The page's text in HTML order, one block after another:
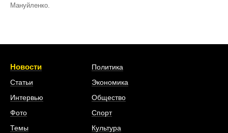
Мануйленко.
Новости
Статьи
Интервью
Фото
Темы
Политика
Экономика
Общество
Спорт
Культура